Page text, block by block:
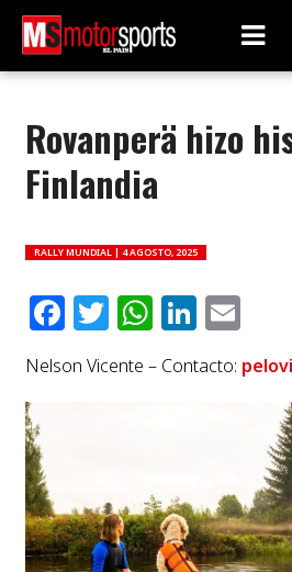
Rovanperä hizo
Finlandia
RALLY MUNDIAL | 4 AGOSTO, 2025
Facebook
Twitter
Nelson Vicente – Contacto: